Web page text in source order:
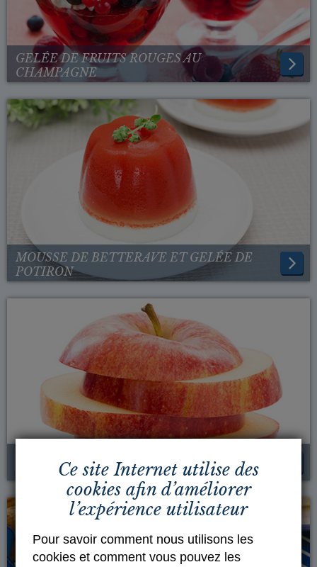
GELÉE DE FRUITS ROUGES AU
CHAMPAGNE
MOUSSE DE BETTERAVE ET GELÉE DE
POTIRON
HERBESCe site Internet utilise des
cookies afin d’améliorer
l’expérience utilisateur
Pour savoir comment nous utilisons les
cookies et comment vous pouvez les